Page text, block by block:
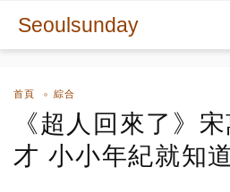
Seoulsunday
首頁 綜合
《超人回來了》
才 小小年紀就知